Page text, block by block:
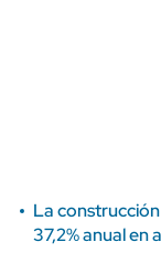
La
37,2% anual en